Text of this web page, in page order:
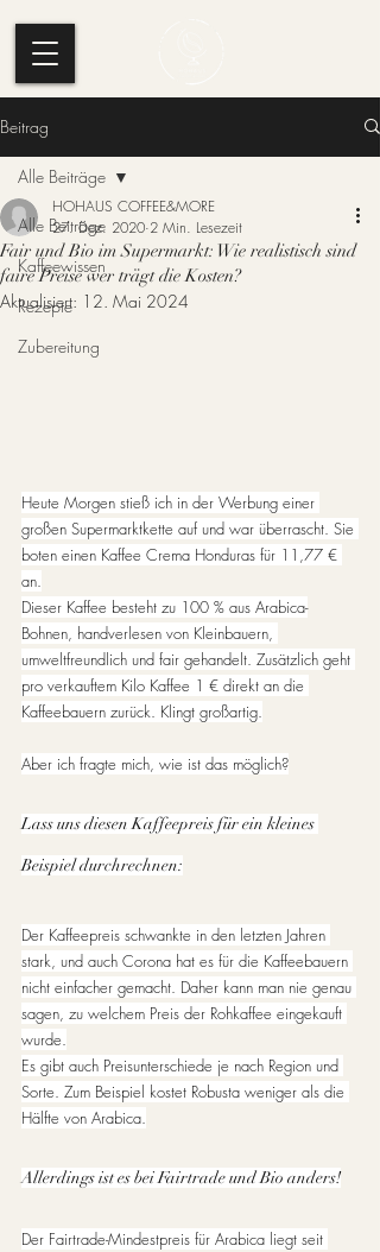
Beitrag
Alle Beiträge
Kaffeewissen
Rezepte
Zubereitung
Alle Beiträge
Fair und Bio im Supermarkt: Wie realistisch sind
faire Preise wer trägt die Kosten?
HOHAUS COFFEE&MORE
27. Dez. 2020 2 Min. Lesezeit
Aktualisiert: 12. Mai 2024
Heute Morgen stieß ich in der Werbung einer
großen Supermarktkette auf und war überrascht. Sie
boten einen Kaffee Crema Honduras für 11,77 €
an.
Dieser Kaffee besteht zu 100 % aus Arabica-
Bohnen, handverlesen von Kleinbauern,
umweltfreundlich und fair gehandelt. Zusätzlich geht
pro verkauftem Kilo Kaffee 1 € direkt an die
Kaffeebauern zurück. Klingt großartig.
Aber ich fragte mich, wie ist das möglich?
Lass uns diesen Kaffeepreis für ein kleines
Beispiel durchrechnen:
Der Kaffeepreis schwankte in den letzten Jahren
stark, und auch Corona hat es für die Kaffeebauern
nicht einfacher gemacht. Daher kann man nie genau
sagen, zu welchem Preis der Rohkaffee eingekauft
wurde.
Es gibt auch Preisunterschiede je nach Region und
Sorte. Zum Beispiel kostet Robusta weniger als die
Hälfte von Arabica.
Allerdings ist es bei Fairtrade und Bio anders!
Der Fairtrade-Mindestpreis für Arabica liegt seit